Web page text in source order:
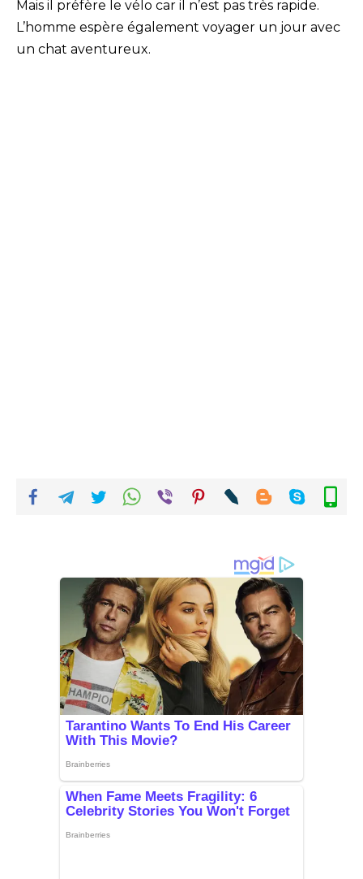
Mais il préfère le vélo car il n’est pas très rapide.
L’homme espère également voyager un jour avec
un chat aventureux.